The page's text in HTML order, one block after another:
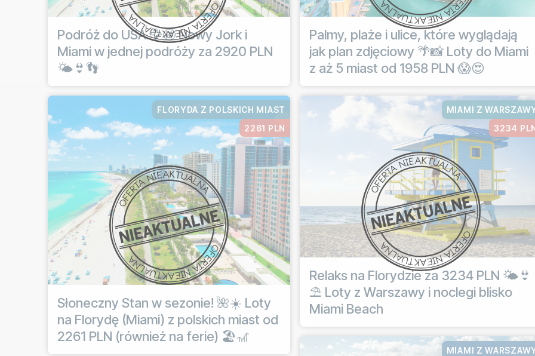
Podróż do USA 🦅🤩 Nowy Jork i
Miami w jednej podróży za 2920 PLN
🌤️👙👣
Palmy, plaże i ulice, które wyglądają
jak plan zdjęciowy 🌴📸 Loty do Miami
z aż 5 miast od 1958 PLN 😱😍
FLORYDA Z POLSKICH MIAST
2261 PLN
Słoneczny Stan w sezonie! 🌺☀️ Loty
na Florydę (Miami) z polskich miast od
2261 PLN (również na ferie) 🏖️🎢
MIAMI Z
3234
Relaks na Florydzie za 3234 PLN 🌤️👙
⛱️ Loty z Warszawy i noclegi blisko
Miami Beach
MIAMI Z